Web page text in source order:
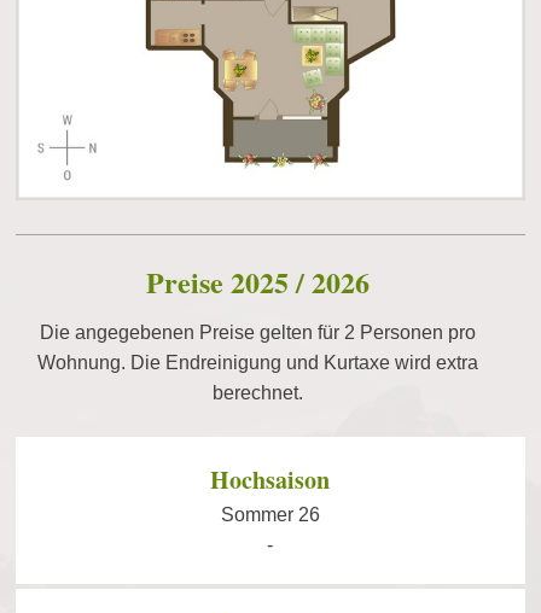
Preise 2025 / 2026
Die angegebenen Preise gelten für 2 Personen pro
Wohnung. Die Endreinigung und Kurtaxe wird extra
berechnet.
Hochsaison
Sommer 26
-